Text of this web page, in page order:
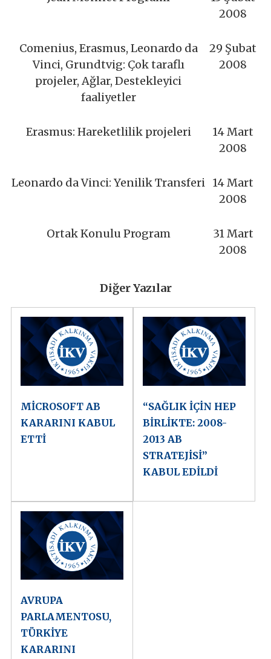
2008
Comenius, Erasmus, Leonardo da
Vinci, Grundtvig: Çok taraflı
projeler, Ağlar, Destekleyici
faaliyetler
29 Şubat
2008
Erasmus: Hareketlilik projeleri
14 Mart
2008
Leonardo da Vinci: Yenilik Transferi 14 Mart
2008
Ortak Konulu Program
31 Mart
2008
Diğer Yazılar
MİCROSOFT AB
KARARINI KABUL
ETTİ
“SAĞLIK İÇİN HEP
BİRLİKTE: 2008-
2013 AB
STRATEJİSİ”
KABUL EDİLDİ
AVRUPA
PARLAMENTOSU,
TÜRKİYE
KARARINI